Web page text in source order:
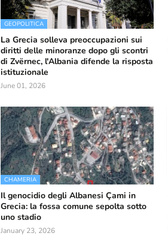
GEOPOLITICA
La Grecia solleva preoccupazioni sui
diritti delle minoranze dopo gli scontri
di Zvërnec, l'Albania difende la risposta
istituzionale
June 01, 2026
CHAMERIA
Il genocidio degli Albanesi Çami in
Grecia: la fossa comune sepolta sotto
uno stadio
January 23, 2026